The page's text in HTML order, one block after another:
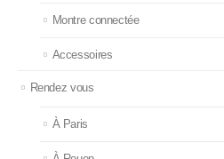
Montre connectée
Accessoires
Rendez vous
À Paris